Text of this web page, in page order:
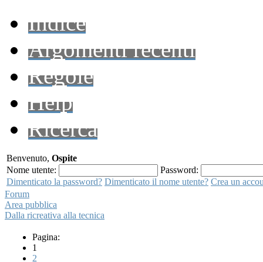
Indice
Argomenti recenti
Regole
Help
Ricerca
Benvenuto, Ospite
Nome utente:
Password:
Dimenticato la password? Dimenticato il nome utente? Crea un
Forum
Area pubblica
Dalla ricreativa alla tecnica
Pagina:
1
2